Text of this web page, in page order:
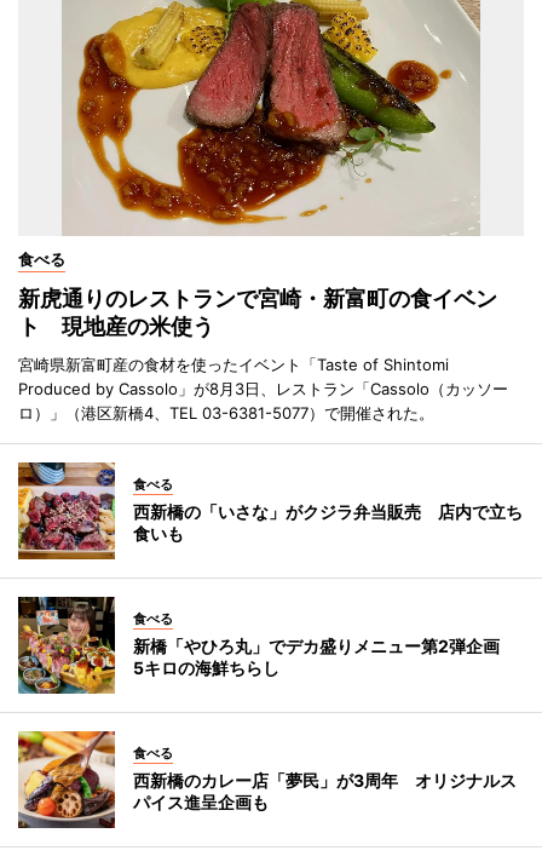
食べる
新虎通りのレストランで宮崎・新富町の食イベン
ト 現地産の米使う
宮崎県新富町産の食材を使ったイベント「Taste of Shintomi
Produced by Cassolo」が8月3日、レストラン「Cassolo（カッソー
ロ）」（港区新橋4、TEL 03-6381-5077）で開催された。
食べる
西新橋の「いさな」がクジラ弁当販売 店内で立ち
食いも
食べる
新橋「やひろ丸」でデカ盛りメニュー第2弾企画
5キロの海鮮ちらし
食べる
西新橋のカレー店「夢民」が3周年 オリジナルス
パイス進呈企画も